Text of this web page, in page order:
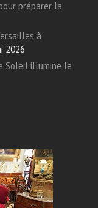
préparer la
à
2026
Soleil illumine le